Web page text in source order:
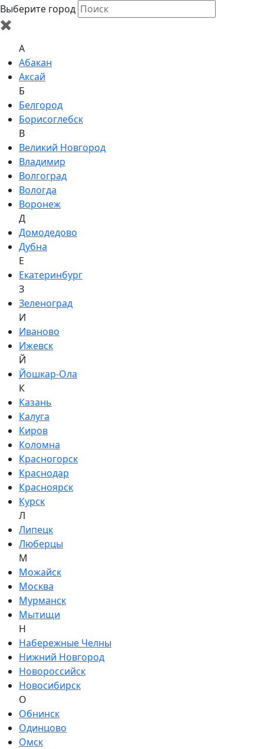
Выберите город
✖
A
Абакан
Аксай
Б
Белгород
Борисоглебск
В
Великий Новгород
Владимир
Волгоград
Вологда
Воронеж
Д
Домодедово
Дубна
Е
Екатеринбург
З
Зеленоград
И
Иваново
Ижевск
Й
Йошкар-Ола
К
Казань
Калуга
Киров
Коломна
Красногорск
Краснодар
Красноярск
Курск
Л
Липецк
Люберцы
М
Можайск
Москва
Мурманск
Мытищи
Н
Набережные Челны
Нижний Новгород
Новороссийск
Новосибирск
О
Обнинск
Одинцово
Омск